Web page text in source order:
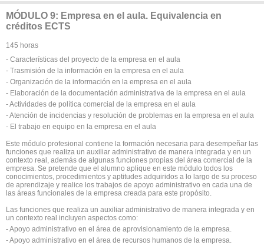
MÓDULO 9: Empresa en el aula. Equivalencia en
créditos ECTS
145 horas
- Características del proyecto de la empresa en el aula
- Trasmisión de la información en la empresa en el aula
- Organización de la información en la empresa en el aula
- Elaboración de la documentación administrativa de la empresa en el aula
- Actividades de política comercial de la empresa en el aula
- Atención de incidencias y resolución de problemas en la empresa en el aula
- El trabajo en equipo en la empresa en el aula
Este módulo profesional contiene la formación necesaria para desempeñar las
funciones que realiza un auxiliar administrativo de manera integrada y en un
contexto real, además de algunas funciones propias del área comercial de la
empresa. Se pretende que el alumno aplique en este módulo todos los
conocimientos, procedimientos y aptitudes adquiridos a lo largo de su proceso
de aprendizaje y realice los trabajos de apoyo administrativo en cada una de
las áreas funcionales de la empresa creada para este propósito.
Las funciones que realiza un auxiliar administrativo de manera integrada y en
un contexto real incluyen aspectos como:
- Apoyo administrativo en el área de aprovisionamiento de la empresa.
- Apoyo administrativo en el área de recursos humanos de la empresa.